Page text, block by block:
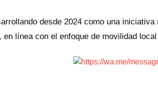
desde 2024 como una
línea con el enfoque de movilidad